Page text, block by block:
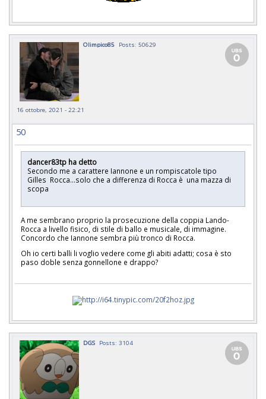
Olimpico85 Posts: 50629
16 ottobre, 2021 - 22:21
50
dancer83tp ha detto
Secondo me a carattere Iannone e un rompiscatole tipo
Gilles Rocca...solo che a differenza di Rocca è una mazza di
scopa
A me sembrano proprio la prosecuzione della coppia Lando-
Rocca a livello fisico, di stile di ballo e musicale, di immagine.
Concordo che Iannone sembra più tronco di Rocca.
Oh io certi balli li voglio vedere come gli abiti adatti; cosa è sto
paso doble senza gonnellone e drappo?
DGS Posts: 3104